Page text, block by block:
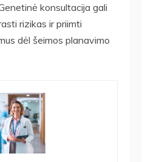
konsultacija gali
rizikas ir priimti
dėl šeimos planavimo